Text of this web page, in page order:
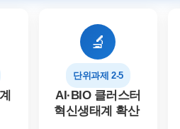
🔬
단위과제 2-5
AI·BIO 클러스터
혁신생태계 확산